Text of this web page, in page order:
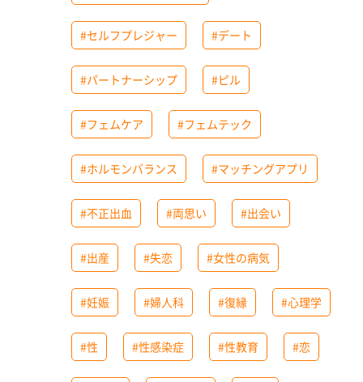
#セルフプレジャー #デート
#パートナーシップ #ピル
#フェムケア #フェムテック
#ホルモンバランス #マッチングアプリ
#不正出血 #両思い #出会い
#出産 #失恋 #女性の病気
#妊娠 #婦人科 #復縁 #心理学
#性 #性感染症 #性教育 #恋